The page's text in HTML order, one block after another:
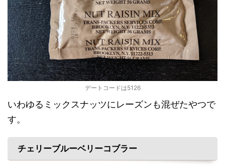
デートコードは5126
いわゆるミックスナッツにレーズンも混ぜたやつで
す。
チェリーブルーベリーコブラー